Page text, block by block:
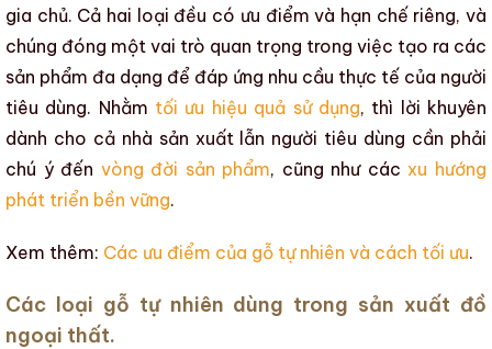
gia chủ. Cả hai loại đều có ưu điểm và hạn chế riêng, và
chúng đóng một vai trò quan trọng trong việc tạo ra các
sản phẩm đa dạng để đáp ứng nhu cầu thực tế của người
tiêu dùng. Nhằm tối ưu hiệu quả sử dụng, thì lời khuyên
dành cho cả nhà sản xuất lẫn người tiêu dùng cần phải
chú ý đến vòng đời sản phẩm, cũng như cácxu hướng
phát triển bền vững.
Xem thêm: Các ưu điểm của gỗ tự nhiên và cách tối ưu.
Các loại gỗ tự nhiên dùng trong sản xuất đồ
ngoại thất.